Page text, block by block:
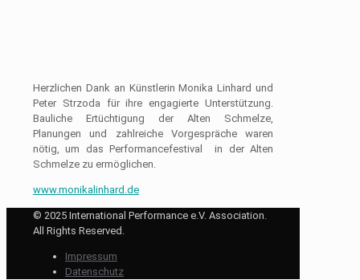
Herzlichen Dank an Künstlerin Monika Linhard und
Peter Strzoda für ihre engagierte Unterstützung.
Bauliche Ertüchtigung der Alten Schmelze,
Planungen und zahlreiche Vorgespräche waren
nötig, um das Performancefestival in der Alten
Schmelze zu ermöglichen.
www.monikalinhard.de
© 2025 International Performance e.V. Association.
All Rights Reserved.
Impressum
Datenschutz